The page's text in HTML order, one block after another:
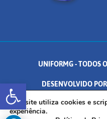
Abrir a barra
UNIFORMG - TODOS
DESENVOLVIDO POR
AV. DR. ARNALDO DE SENNA,
Este site utiliza cookies e
experiência.